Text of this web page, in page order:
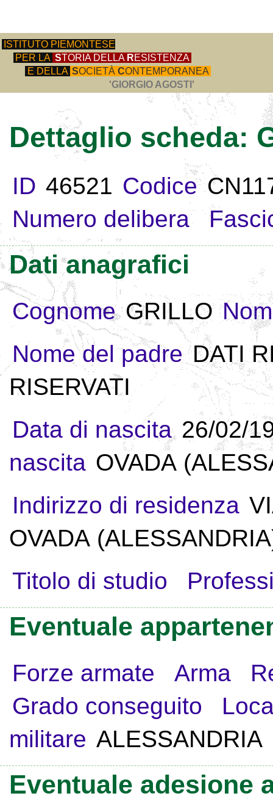
ISTITUTO PIEMONTESE
PER LA STORIA DELLA RESISTENZA
E DELLA SOCIETÀ CONTEMPORANEA
'GIORGIO AGOSTI'
Dettaglio scheda:
ID 46521 Codice
Numero delibera
Dati anagrafici
Cognome GRILLO
Nome del padre DATI
RISERVATI
Data di nascita 26/02/
nascita OVADA
Indirizzo di residenza
OVADA
Titolo di studio
Eventuale
Forze armate Arma
Grado conseguito
militare ALESSANDRIA
Eventuale adesione